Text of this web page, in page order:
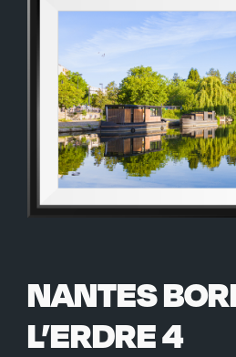
NANTES
L’ERDRE 4